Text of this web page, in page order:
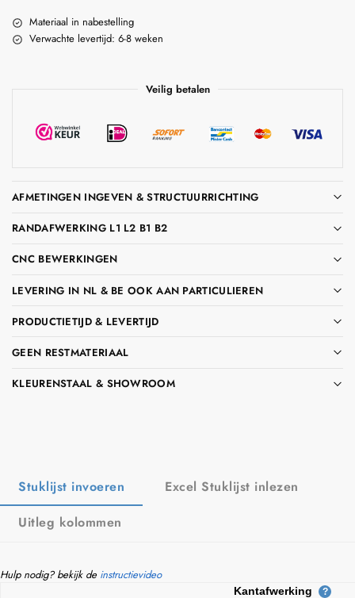
Materiaal in nabestelling
Verwachte levertijd: 6-8 weken
Veilig betalen
AFMETINGEN INGEVEN & STRUCTUURRICHTING
RANDAFWERKING L1 L2 B1 B2
CNC BEWERKINGEN
LEVERING IN NL & BE OOK AAN PARTICULIEREN
PRODUCTIETIJD & LEVERTIJD
GEEN RESTMATERIAAL
KLEURENSTAAL & SHOWROOM
Stuklijst invoeren
Excel Stuklijst inlezen
Uitleg kolommen
Hulp nodig? bekijk de instructievideo
Kantafwerking ?